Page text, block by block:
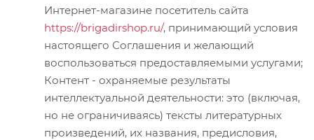
Интернет-магазине посетитель сайта
https://brigadirshop.ru/, принимающий условия
настоящего Соглашения и желающий
воспользоваться предоставляемыми услугами;
Контент - охраняемые результаты
интеллектуальной деятельности: это (включая,
но не ограничиваясь) тексты литературных
произведений, их названия, предисловия,